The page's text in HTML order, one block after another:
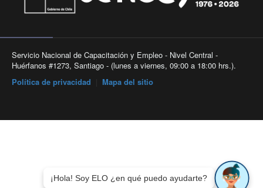
Servicio Nacional de Capacitación y Empleo - Nivel Central -
Huérfanos #1273, Santiago - (lunes a viernes, 09:00 a 18:00 hrs.).
Política de privacidad
Mapa del sitio
¡Hola! Soy ELO ¿en qué puedo ayudarte?